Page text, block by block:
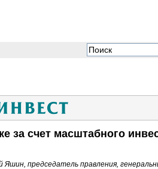
счет масштабного
председатель правления,